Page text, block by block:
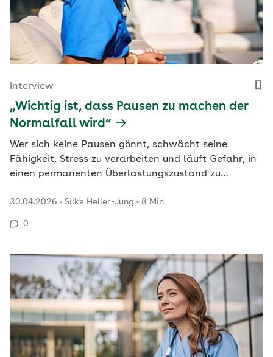
Interview
„Wichtig ist, dass Pausen zu machen der
Normalfall wird“
Wer sich keine Pausen gönnt, schwächt seine
Fähigkeit, Stress zu verarbeiten und läuft Gefahr, in
einen permanenten Überlastungszustand zu
erläutert Prof. Dr. Arno Villringer, Direktor der
Abteilung Neurologie am Max-Planck-Institut für
30.04.2026 Silke Heller-Jung 8 Min
0